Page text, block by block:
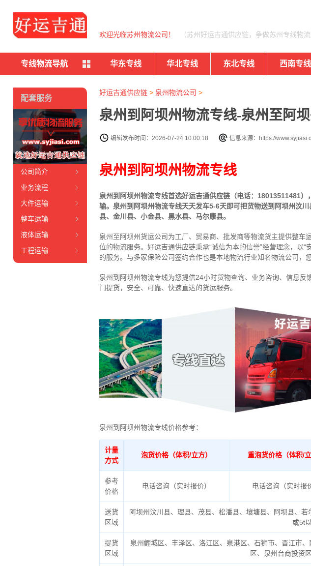
欢迎光临苏州物流公司！ （苏州好运吉通供应链，争做苏州专线物流
专线物流导航 华东专线 华北专线 东北专线 西南专线
好运吉通供应链> 泉州物流公司 >
泉州到阿坝州物流专线-泉州至阿
编辑发布时间：2026-07-24 10:00:18 信息来源：https://
泉州到阿坝州物流专线
泉州到阿坝州物流专线首选好运吉通供应链（电话：18013511481
输。泉州到阿坝州物流专线天天发车5-6天即可把货物送到阿坝州汶
县、金川县、小金县、黑水县、马尔康县。
泉州至阿坝州货运公司为工厂、贸易商、批发商等物流货主提供整
位的物流服务。好运吉通供应链秉承“诚信为本的信誉”经营理念，以
的服务。 与多家保险公司签约合作也是本地物流行业知名物流公司，
泉州到阿坝州物流专线为您提供24小时货物查询、业务咨询、信息反
门提货，安全、可靠、快速直达的货运服务。
泉州到阿坝州物流专线价格参考：
计量
方式
泡货价格（体积/立方） 重泡货价格（体积/立
参考
价格
电话咨询（实时报价） 电话咨询（实时报
送货
区域
阿坝州汶川县、理县、茂县、松潘县、壤塘县、阿坝县、
或5t
提货
区域
泉州鲤城区、丰泽区、洛江区、泉港区、石狮市、晋江市
区、泉州台商投资
配套服务
公司简介
业务流程
大件运输
整车运输
液体运输
工程运输